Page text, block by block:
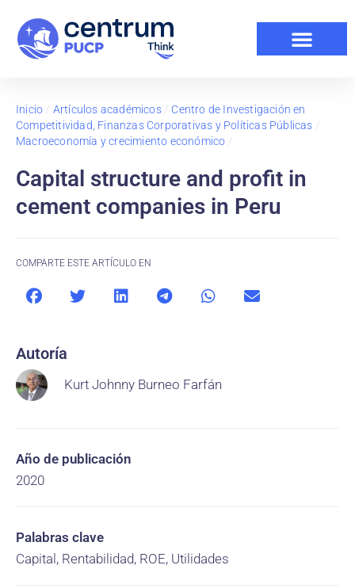
Inicio / Artículos académicos/ Centro de Investigación en
Competitividad, Finanzas Corporativas y Políticas Públicas /
Macroeconomía y crecimiento económico /
Capital structure and profit in
cement companies in Peru
COMPARTE ESTE ARTÍCULO EN
Autoría
Kurt Johnny Burneo Farfán
Año de publicación
2020
Palabras clave
Capital, Rentabilidad, ROE, Utilidades